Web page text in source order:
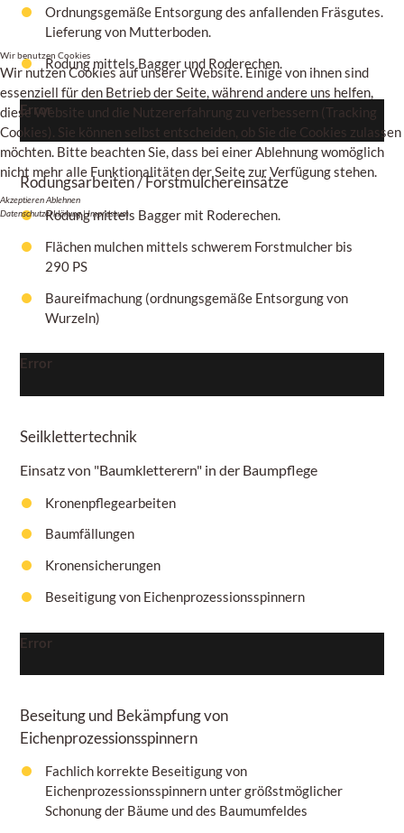
Ordnungsgemäße Entsorgung des anfallenden Fräsgutes.
Lieferung von Mutterboden.
Rodung mittels Bagger und Roderechen.
Error
Rodungsarbeiten / Forstmulchereinsätze
Rodung mittels Bagger mit Roderechen.
Flächen mulchen mittels schwerem Forstmulcher bis
290 PS
Baureifmachung (ordnungsgemäße Entsorgung von
Wurzeln)
Error
Seilklettertechnik
Einsatz von "Baumkletterern" in der Baumpflege
Kronenpflegearbeiten
Baumfällungen
Kronensicherungen
Beseitigung von Eichenprozessionsspinnern
Error
Beseitung und Bekämpfung von
Eichenprozessionsspinnern
Fachlich korrekte Beseitigung von
Eichenprozessionsspinnern unter größstmöglicher
Schonung der Bäume und des Baumumfeldes
Wir benutzen Cookies
Wir nutzen Cookies auf unserer Website. Einige von ihnen sind
essenziell für den Betrieb der Seite, während andere uns helfen,
diese Website und die Nutzererfahrung zu verbessern (Tracking
Cookies). Sie können selbst entscheiden, ob Sie die Cookies zulassen
möchten. Bitte beachten Sie, dass bei einer Ablehnung womöglich
nicht mehr alle Funktionalitäten der Seite zur Verfügung stehen.
AkzeptierenAblehnen
Datenschutzerklärung|Impressum